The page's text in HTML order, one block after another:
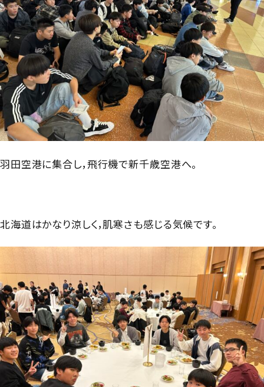
羽田空港に集合し，飛行機で新千歳空港へ。
北海道はかなり涼しく，肌寒さも感じる気候です。